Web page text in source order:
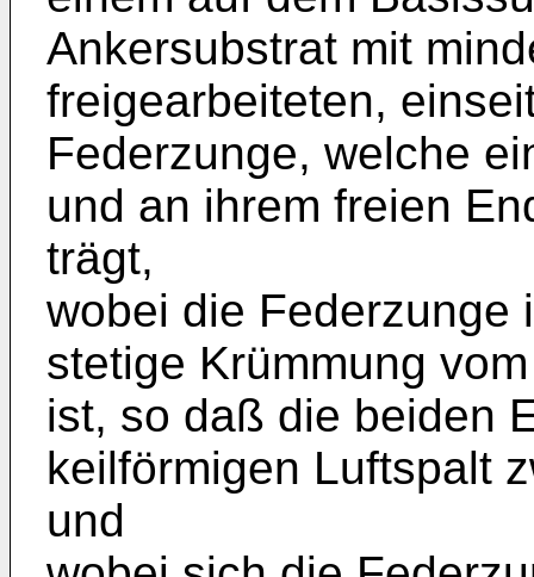
Ankersubstrat mit
freigearbeiteten,
Federzunge, welche
und an ihrem freien
trägt,
wobei die Federzunge
stetige Krümmung
ist, so daß die beiden
keilförmigen Luftspalt
und